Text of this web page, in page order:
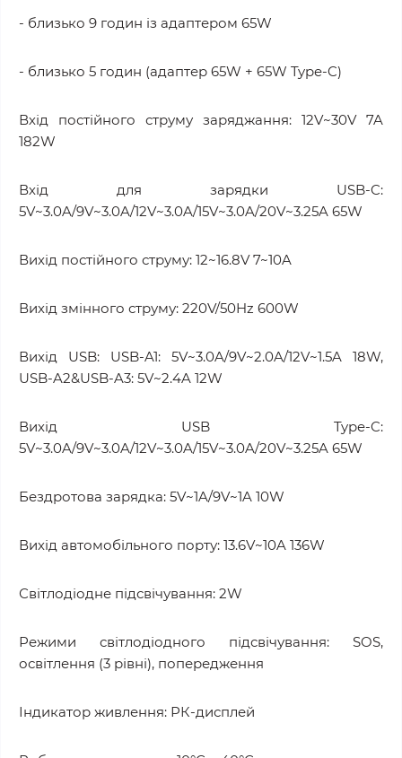
- близько 9 годин із адаптером 65W
- близько 5 годин (адаптер 65W + 65W Type-C)
Вхід постійного струму заряджання: 12V~30V 7A
182W
Вхід для зарядки USB-C:
5V~3.0A/9V~3.0A/12V~3.0A/15V~3.0A/20V~3.25A 65W
Вихід постійного струму: 12~16.8V 7~10A
Вихід змінного струму: 220V/50Hz 600W
Вихід USB: USB-A1: 5V~3.0A/9V~2.0A/12V~1.5A 18W,
USB-A2&USB-A3: 5V~2.4A 12W
Вихід USB Type-C:
5V~3.0A/9V~3.0A/12V~3.0A/15V~3.0A/20V~3.25A 65W
Бездротова зарядка: 5V~1A/9V~1A 10W
Вихід автомобільного порту: 13.6V~10A 136W
Світлодіодне підсвічування: 2W
Режими світлодіодного підсвічування: SOS,
освітлення (3 рівні), попередження
Індикатор живлення: РК-дисплей